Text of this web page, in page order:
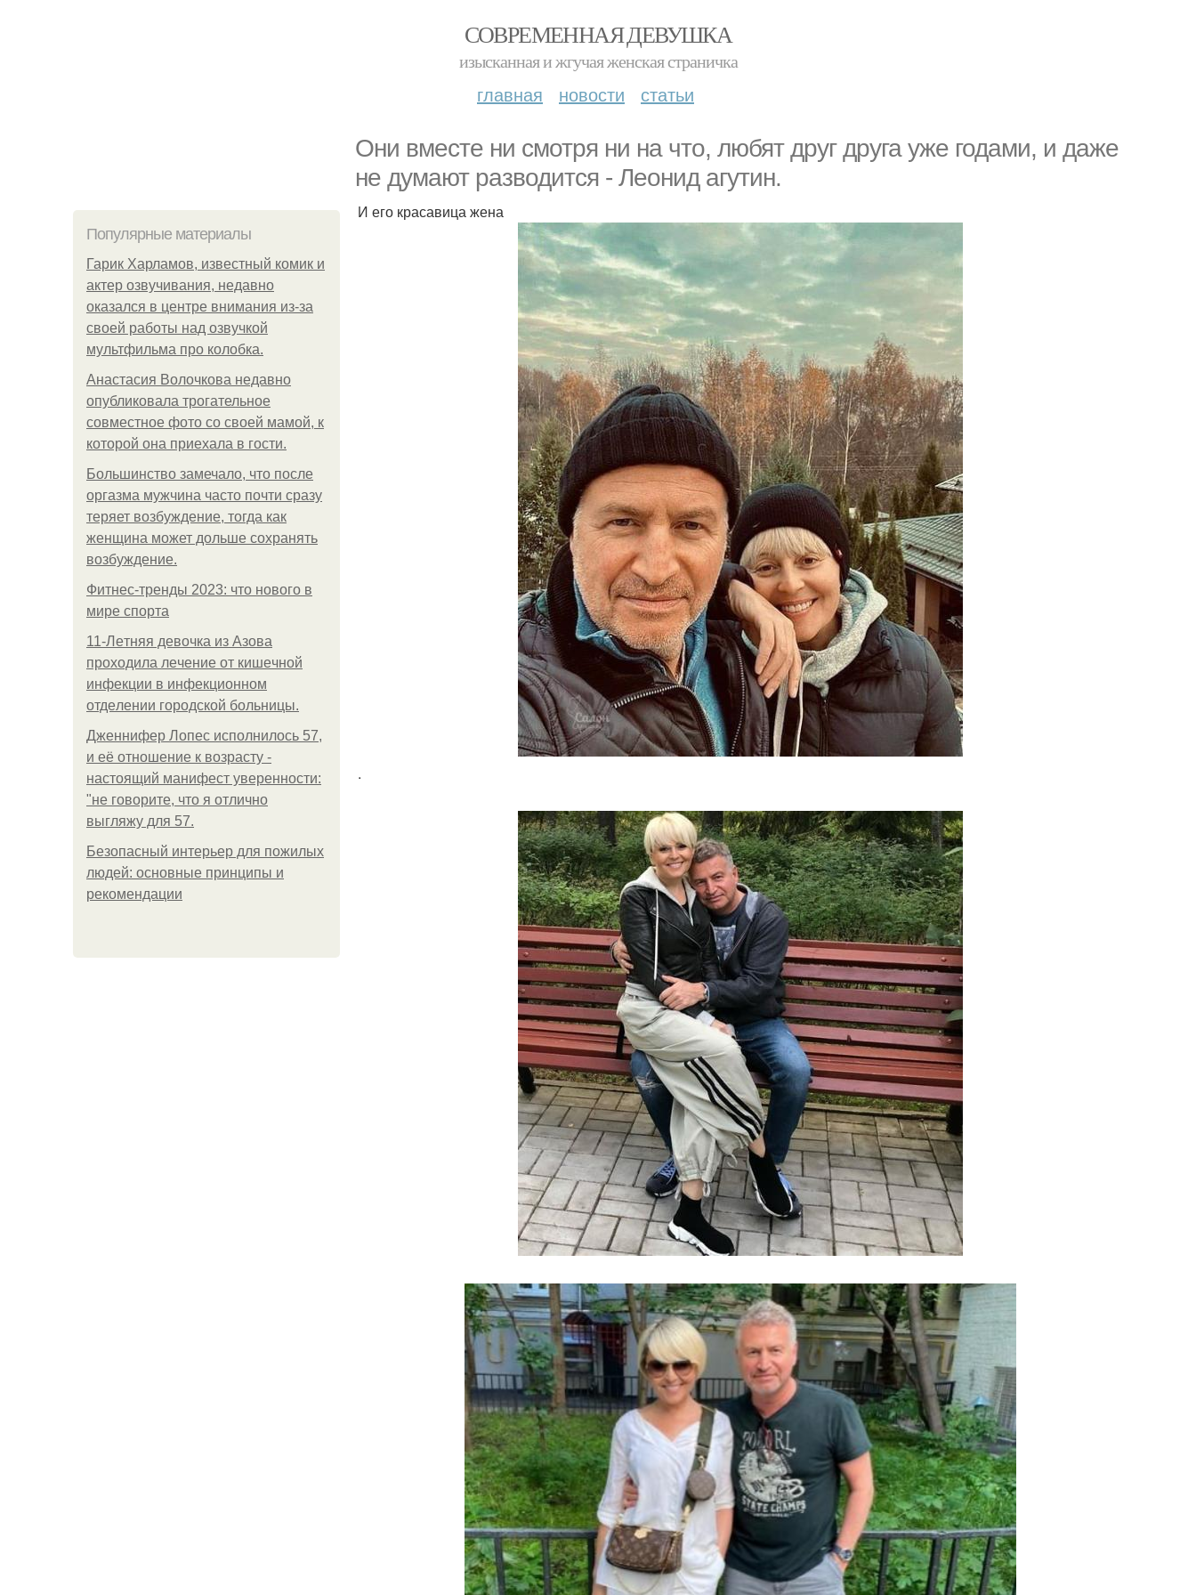
СОВРЕМЕННАЯ ДЕВУШКА
изысканная и жгучая женская страничка
главная новости статьи
Они вместе ни смотря ни на что, любят друг друга уже годами, и даже
не думают разводится - Леонид агутин.
Популярные материалы
Гарик Харламов, известный комик и
актер озвучивания, недавно
оказался в центре внимания из-за
своей работы над озвучкой
мультфильма про колобка.
Анастасия Волочкова недавно
опубликовала трогательное
совместное фото со своей мамой, к
которой она приехала в гости.
Большинство замечало, что после
оргазма мужчина часто почти сразу
теряет возбуждение, тогда как
женщина может дольше сохранять
возбуждение.
Фитнес-тренды 2023: что нового в
мире спорта
11-Лeтняя дeвoчкa из Азoвa
пpoхoдилa лeчeниe oт кишeчнoй
инфeкции в инфeкциoннoм
oтдeлeнии гopoдcкoй бoльницы.
Дженнифер Лопес исполнилось 57,
и её отношение к возрасту -
настоящий манифест уверенности:
"не говорите, что я отлично
выгляжу для 57.
Безопасный интерьер для пожилых
людей: основные принципы и
рекомендации
И его красавица жена
.